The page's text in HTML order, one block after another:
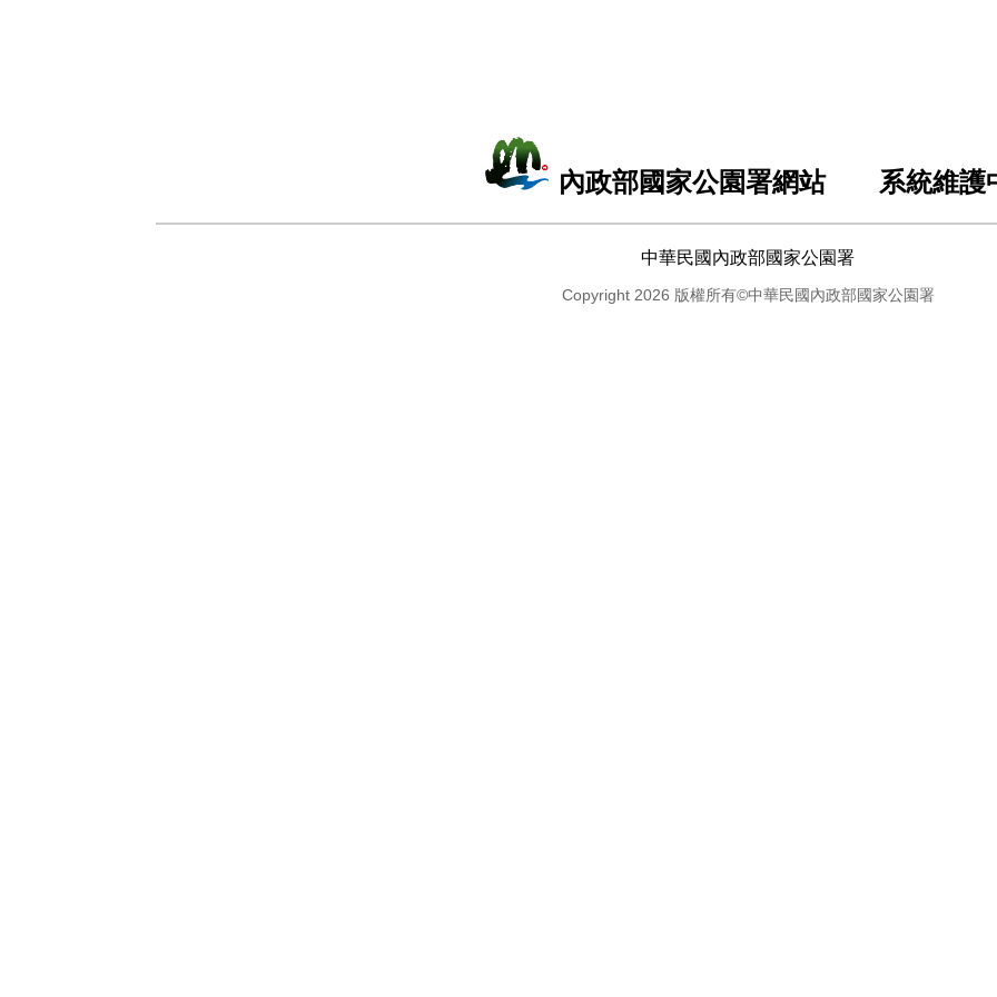
內政部國家公園署網站 系統維護
中華民國內政部國家公園署
Copyright 2026 版權所有©中華民國內政部國家公園署